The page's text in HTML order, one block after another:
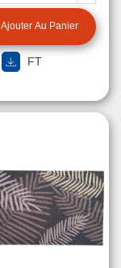
Ajouter Au Panier
FT